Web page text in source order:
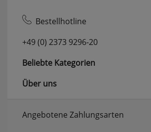
ausgeben zu können.
Konfiguration speichern
Bestellhotline
+49 (0) 2373 9296-20
Beliebte Kategorien
Über uns
Angebotene Zahlungsarten